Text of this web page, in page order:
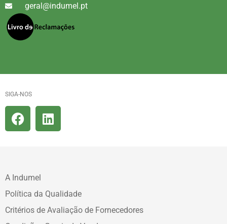
geral@indumel.pt
SIGA-NOS
A Indumel
Política da Qualidade
Critérios de Avaliação de Fornecedores